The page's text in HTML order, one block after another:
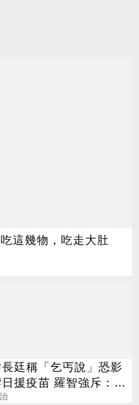
這幾物，吃走大肚
廷稱「乞丐說」恐影
援疫苗 羅智強斥：邏
分